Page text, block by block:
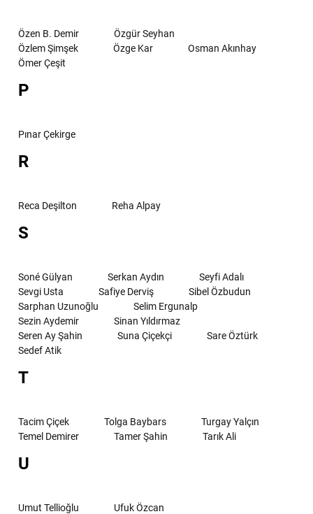
Özen B. Demir
Özgür Seyhan
Özlem Şimşek
Özge Kar
Osman Akınhay
Ömer Çeşit
P
Pınar Çekirge
R
Reca Deşilton Reha Alpay
S
Soné Gülyan Serkan Aydın
Seyfi Adalı
Sevgi Usta
Safiye Derviş
Sibel Özbudun
Sarphan Uzunoğlu
Selim Ergunalp
Sezin Aydemir
Sinan Yıldırmaz
Seren Ay Şahin
Suna Çiçekçi
Sare Öztürk
Sedef Atik
T
Tacim Çiçek Tolga Baybars
Turgay Yalçın
Temel Demirer
Tamer Şahin Tarık Ali
U
Umut Tellioğlu Ufuk Özcan